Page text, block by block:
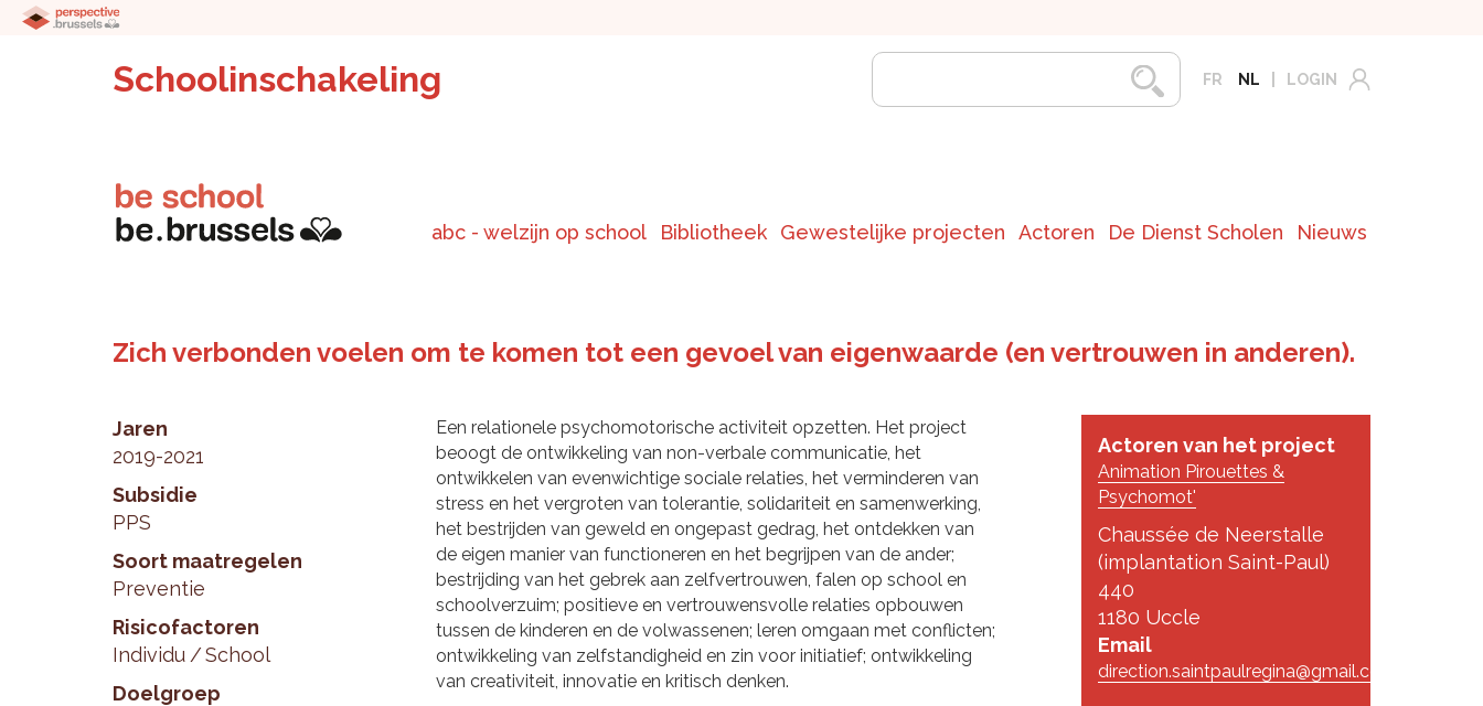
Schoolinschakeling FR NL LOGIN
abc - welzijn op school Bibliotheek Gewestelijke projecten Actoren De Dienst Scholen Nieuws
Zich verbonden voelen om te komen tot een gevoel van eigenwaarde (en vertrouwen in anderen).
Jaren
2019-2021
Subsidie
PPS
Soort maatregelen
Preventie
Risicofactoren
Individu
School
Doelgroep
Actoren van het project
Animation Pirouettes &
Psychomot'
Chaussée de Neerstalle
(implantation Saint-Paul)
440
1180 Uccle
Email
direction.saintpaulregina@gmail.com
Een relationele psychomotorische activiteit opzetten. Het project
beoogt de ontwikkeling van non-verbale communicatie, het
ontwikkelen van evenwichtige sociale relaties, het verminderen van
stress en het vergroten van tolerantie, solidariteit en samenwerking,
het bestrijden van geweld en ongepast gedrag, het ontdekken van
de eigen manier van functioneren en het begrijpen van de ander;
bestrijding van het gebrek aan zelfvertrouwen, falen op school en
schoolverzuim; positieve en vertrouwensvolle relaties opbouwen
tussen de kinderen en de volwassenen; leren omgaan met conflicten;
ontwikkeling van zelfstandigheid en zin voor initiatief; ontwikkeling
van creativiteit, innovatie en kritisch denken.